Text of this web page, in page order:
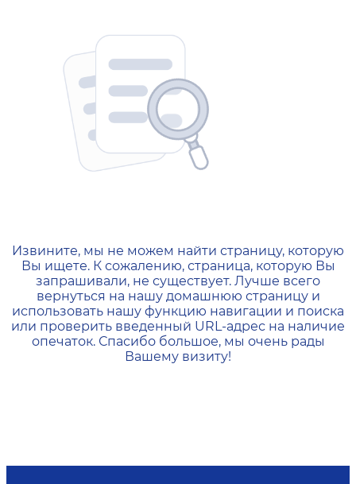
404 — Страница не
Извините, мы не можем найти страницу, которую
Вы ищете. К сожалению, страница, которую Вы
запрашивали, не существует. Лучше всего
вернуться на нашу домашнюю страницу и
использовать нашу функцию навигации и поиска
или проверить введенный URL-адрес на наличие
опечаток. Спасибо большое, мы очень рады
Вашему визиту!